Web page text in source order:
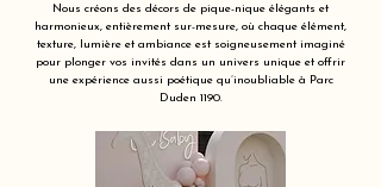
Nous créons des décors de pique-nique élégants et
harmonieux, entièrement sur-mesure, où chaque élément,
texture, lumière et ambiance est soigneusement imaginé
pour plonger vos invités dans un univers unique et offrir
une expérience aussi poétique qu’inoubliable à Parc
Duden 1190.